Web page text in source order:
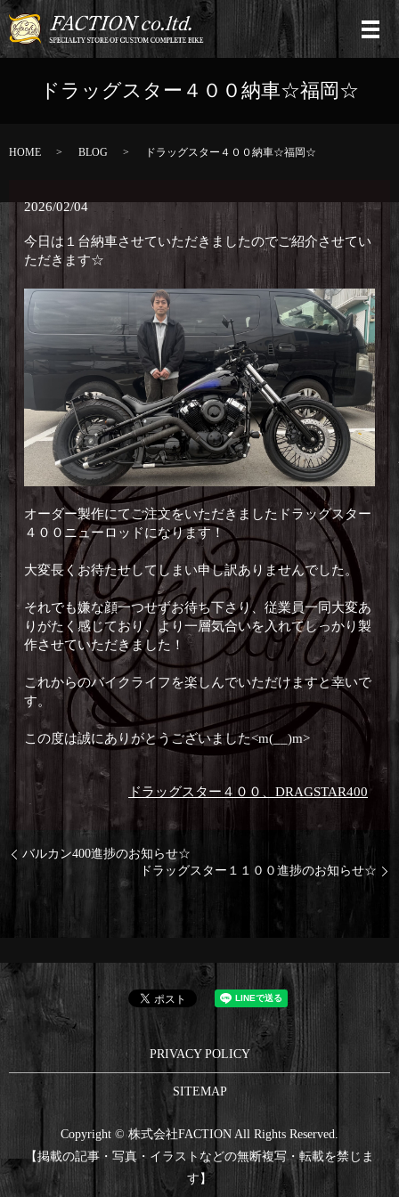
ドラッグスター４００納車☆福岡☆
HOME BLOG ドラッグスター４００納車☆福岡☆
2026/02/04
今日は１台納車させていただきましたのでご紹介させてい
ただきます☆
オーダー製作にてご注文をいただきましたドラッグスター
４００ニューロッドになります！
大変長くお待たせしてしまい申し訳ありませんでした。
それでも嫌な顔一つせずお待ち下さり、従業員一同大変あ
りがたく感じており、より一層気合いを入れてしっかり製
作させていただきました！
これからのバイクライフを楽しんでいただけますと幸いで
す。
この度は誠にありがとうございました<m(__)m>
ドラッグスター４００、DRAGSTAR400
バルカン400進捗のお知らせ☆
ドラッグスター１１００進捗のお知らせ☆
PRIVACY POLICY
SITEMAP
Copyright © 株式会社FACTION All Rights Reserved.
【掲載の記事・写真・イラストなどの無断複写・転載を禁じま
す】